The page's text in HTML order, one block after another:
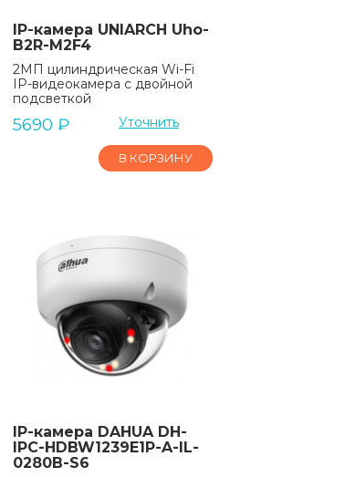
IP-камера UNIARCH Uho-
B2R-M2F4
2МП цилиндрическая Wi-Fi
IP-видеокамера с двойной
подсветкой
5690 ₽ Уточнить
В КОРЗИНУ
IP-камера DAHUA DH-
IPC-HDBW1239E1P-A-IL-
0280B-S6